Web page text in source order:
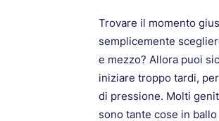
Trovare il momento
semplicemente
e mezzo? Allora puoi
iniziare troppo tardi,
di pressione. Molti
sono tante cose in